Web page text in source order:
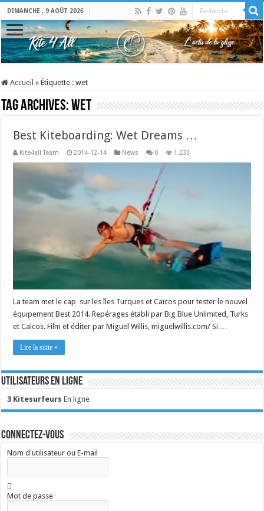
DIMANCHE , 9 AOÛT 2026
Accueil » Étiquette :wet
Tag Archives:wet
Best Kiteboarding: Wet Dreams …
Kite4all Team 2014-12-14 News 0 1,233
La team met le cap sur les îles Turques et Caïcos pour tester le nouvel
équipement Best 2014. Repérages établi par Big Blue Unlimited, Turks
et Caicos. Film et éditer par Miguel Willis, miguelwillis.com/ Si …
Lire la suite »
Utilisateurs en ligne
3 Kitesurfeurs En ligne
Connectez-vous
Nom d'utilisateur ou E-mail
Mot de passe